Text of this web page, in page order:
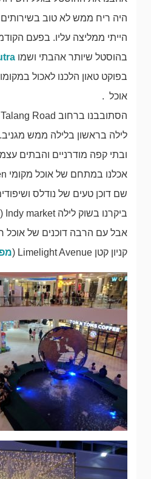
היה ריח ממש לא טוב
הייתי ממליצה עליו. בפעם
בהוסטל שיותר אהבתי ושמו
בפוקט טאון הלכנו לאכול
אוכל .
הסתובבנו ברחוב Talang Road (
לילה בראשון בלילה ממש
ובתי קפה מודרניים והבתים
אכלנו במתחם של אוכל מקומי Lock Tien (
שם דוכן טעים של נודלס
ביקרנו בשוק לילה Indy market (
אבל עם הרבה דוכנים של אוכל
קניון קטן Limelight Avenue (